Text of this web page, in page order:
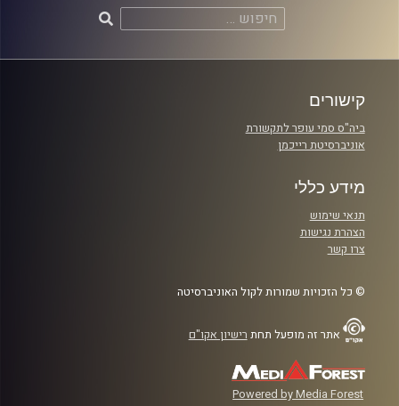
חיפוש:
קישורים
ביה"ס סמי עופר לתקשורת
אוניברסיטת רייכמן
מידע כללי
תנאי שימוש
הצהרת נגישות
צרו קשר
© כל הזכויות שמורות לקול האוניברסיטה
אתר זה מופעל תחת רישיון אקו"ם
Powered by Media Forest